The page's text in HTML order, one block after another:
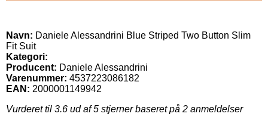
Navn: Daniele Alessandrini Blue Striped Two Button Slim
Fit Suit
Kategori:
Producent: Daniele Alessandrini
Varenummer: 4537223086182
EAN: 2000001149942
Vurderet til 3.6 ud af 5 stjerner baseret på 2 anmeldelser